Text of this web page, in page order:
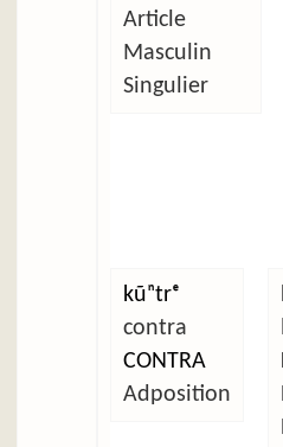
Article
Masculin
Singulier
kũⁿtrᵉ
contra
CONTRA
Adposition